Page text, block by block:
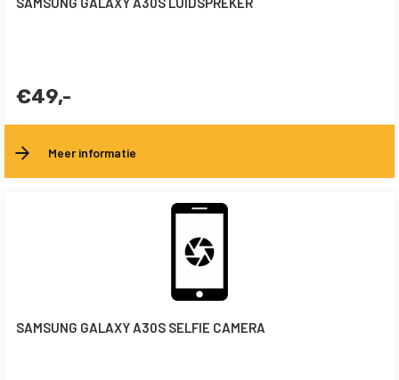
€49,-
Meer informatie
SAMSUNG GALAXY A30S SELFIE CAMERA